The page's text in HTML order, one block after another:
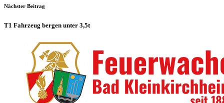
Nächster Beitrag
T1 Fahrzeug bergen unter 3,5t